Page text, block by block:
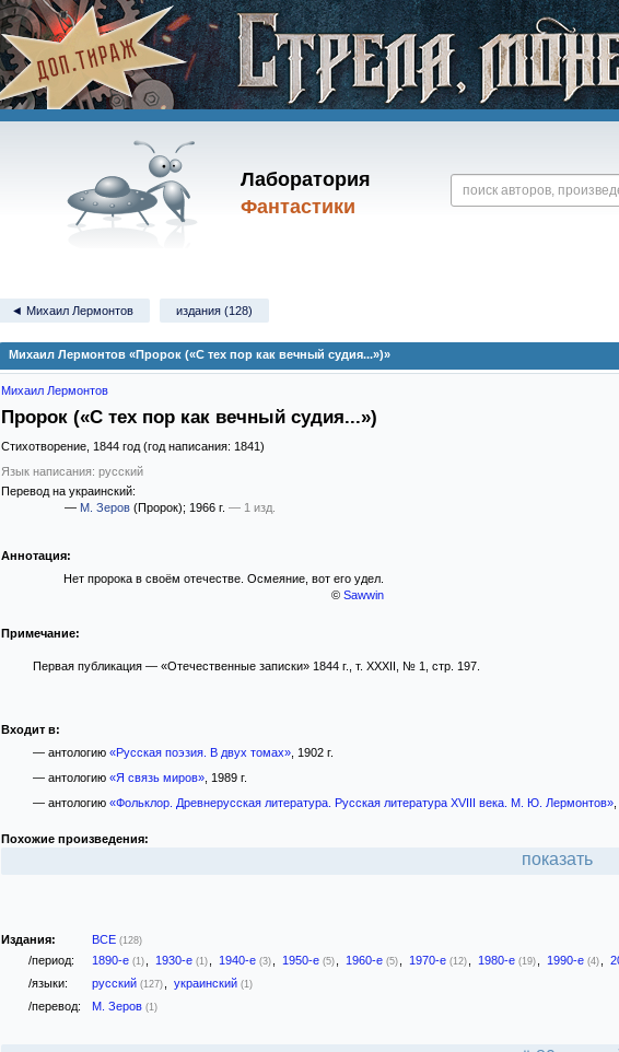
Лаборатория
Фантастики
◄ Михаил Лермонтов издания (128)
Михаил Лермонтов «Пророк («С тех пор как вечный судия...»)»
Михаил Лермонтов
Пророк («С тех пор как вечный судия...»)
Стихотворение, 1844 год (год написания: 1841)
Язык написания: русский
Перевод на украинский:
— М. Зеров (Пророк); 1966 г. — 1 изд.
Аннотация:
Нет пророка в своём отечестве. Осмеяние, вот его удел.
© Sawwin
Примечание:
Первая публикация — «Отечественные записки» 1844 г., т. XXXII, № 1, стр. 197.
Входит в:
— антологию «Русская поэзия. В двух томах», 1902 г.
— антологию «Я связь миров», 1989 г.
— антологию «Фольклор. Древнерусская литература. Русская литература XVIII века. М. Ю. Лермонтов»,
Похожие произведения:
показать
Издания: ВСЕ (128)
/период: 1890-е (1) 1930-е (1) 1940-е (3) 1950-е (5) 1960-е (5) 1970-е (12) 1980-е (19) 1990-е (4)
/языки: русский (127) украинский (1)
/перевод: М. Зеров (1)